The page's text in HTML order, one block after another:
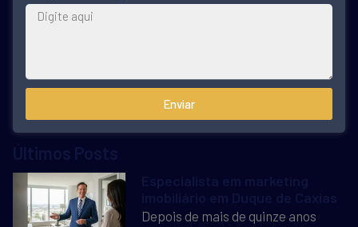
Enviar
Últimos Posts
Especialista em marketing
imobiliário em Duque de Caxias
Depois de mais de quinze anos